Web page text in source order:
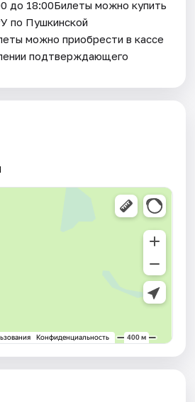
до 18:00Билеты можно купить
по Пушкинской
можно приобрести в кассе
подтверждающего